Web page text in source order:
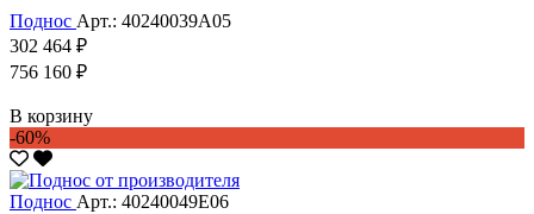
Поднос Арт.: 40240039А05
302 464 ₽
756 160 ₽
В корзину
-60%
Поднос Арт.: 40240049Е06